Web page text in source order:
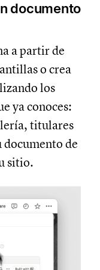
documento
a partir de
o crea
los
ya conoces:
titulares
documento de
sitio.